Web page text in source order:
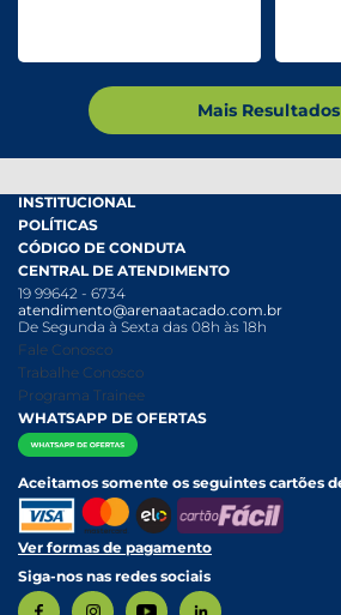
Mais Resultados
INSTITUCIONAL
Arena Mais
Fácil Pra Pagar
Ofertas
Folheto
Nossas Lojas
Nossa História
Relatório Transparência Salarial
POLÍTICAS
Termos de uso
Política de Trocas e Devoluções
Política de Privacidade
Política Anticorrupção
Política de entrega e Retirada
Política de Pagamento
CÓDIGO DE CONDUTA
Código de conduta PDF
Canal de Denúncias
Canal de Denúncias da Mulher
CENTRAL DE ATENDIMENTO
19 99642 - 6734
atendimento@arenaatacado.com.br
De Segunda à Sexta das 08h às 18h
Fale Conosco
Trabalhe Conosco
Programa Trainee
WHATSAPP DE OFERTAS
Aceitamos somente os seguintes cartões
Ver formas de pagamento
Siga-nos nas redes sociais